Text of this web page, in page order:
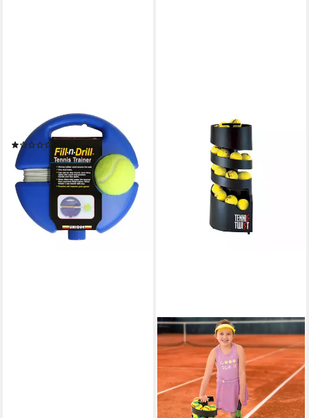
TOURNA GRIP EUROPE GBR
Tennis-Trainer Fill & Drill
ab 17,95 € UVP24,90 €
-28%
lieferbar - in 2-3 Werktagen bei dir
UNIVERSAL SPORT
Tennis-Trainer Tennis-
Ballwurfmaschine Twist Kids,
Für Vereine, Schulen und das
Training in der Freizeit
579,00 €